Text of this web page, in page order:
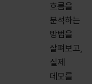
흐름을
분석하는
방법을
살펴보고,
실제
데모를